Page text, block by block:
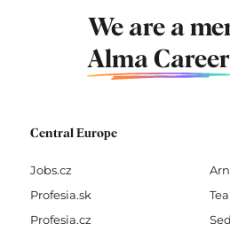
We are a
Alma Career
Central Europe
Jobs.cz
Profesia.sk
Profesia.cz